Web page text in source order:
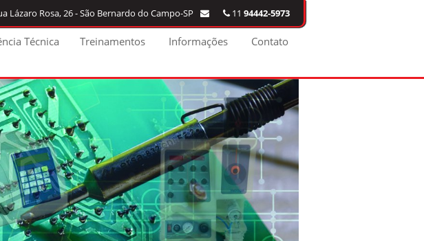
Lázaro Rosa, 26 - São Bernardo do Campo-SP 11 94442-5973
Técnica Treinamentos Informações Contato